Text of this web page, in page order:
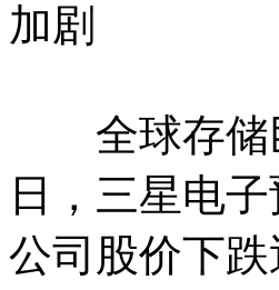
加剧
全球存储巨
日，三星电
公司股价下